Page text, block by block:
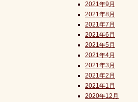
2021年9月
2021年8月
2021年7月
2021年6月
2021年5月
2021年4月
2021年3月
2021年2月
2021年1月
2020年12月